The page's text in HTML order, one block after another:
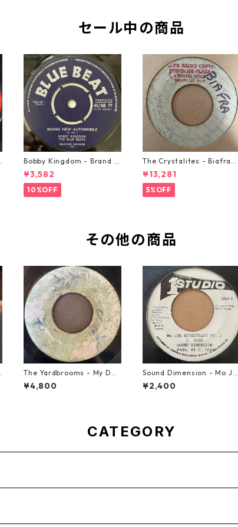
セール中の商品
Bobby Kingdom - Brand N
ew Automobile【7-2088
9】
¥3,582
10%OFF
The Crystalites - Biafra
【7-21293】
¥13,281
5%OFF
その他の商品
The Yardbrooms - My Des
ire【7-21922】
¥4,800
Sound Dimension - Mo Jo
e Rock Steady【7-21087】
¥2,400
CATEGORY